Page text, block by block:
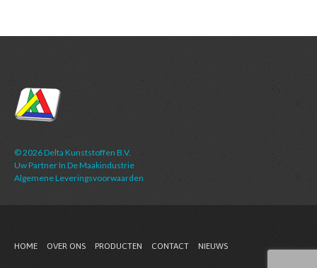
© 2026 Delta Kunststoffen B.V.
Uw Partner In De Maakindustrie
Algemene Leveringsvoorwaarden
HOME OVER ONS PRODUCTEN CONTACT NIEUWS